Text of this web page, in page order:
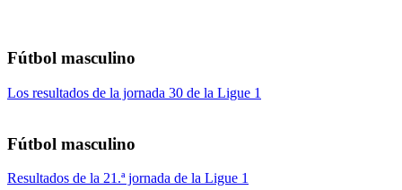
Fútbol masculino
Los resultados de la jornada 30 de la Ligue 1
Fútbol masculino
Resultados de la 21.ª jornada de la Ligue 1